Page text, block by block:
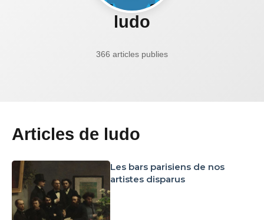
ludo
366 articles publies
Articles de ludo
Les bars parisiens de nos
artistes disparus